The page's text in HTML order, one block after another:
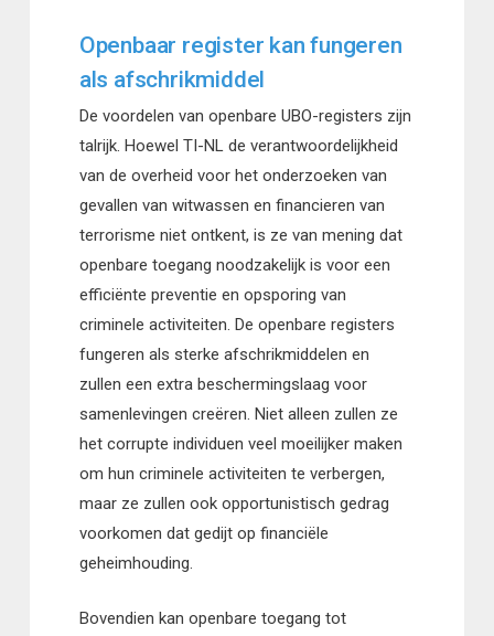
Openbaar register kan fungeren
als afschrikmiddel
De voordelen van openbare UBO-registers zijn
talrijk. Hoewel TI-NL de verantwoordelijkheid
van de overheid voor het onderzoeken van
gevallen van witwassen en financieren van
terrorisme niet ontkent, is ze van mening dat
openbare toegang noodzakelijk is voor een
efficiënte preventie en opsporing van
criminele activiteiten. De openbare registers
fungeren als sterke afschrikmiddelen en
zullen een extra beschermingslaag voor
samenlevingen creëren. Niet alleen zullen ze
het corrupte individuen veel moeilijker maken
om hun criminele activiteiten te verbergen,
maar ze zullen ook opportunistisch gedrag
voorkomen dat gedijt op financiële
geheimhouding.
Bovendien kan openbare toegang tot